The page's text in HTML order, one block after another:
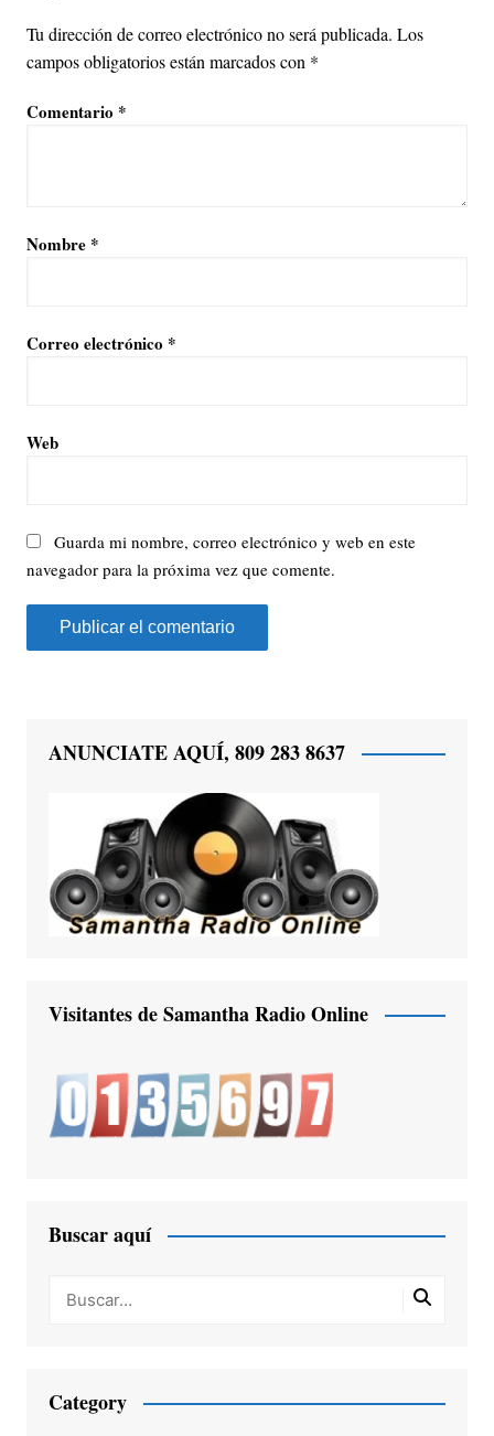
Tu dirección de correo electrónico no será publicada. Los
campos obligatorios están marcados con *
Comentario *
Nombre *
Correo electrónico *
Web
Guarda mi nombre, correo electrónico y web en este
navegador para la próxima vez que comente.
ANUNCIATE AQUÍ, 809 283 8637
Visitantes de Samantha Radio Online
Buscar aquí
Category